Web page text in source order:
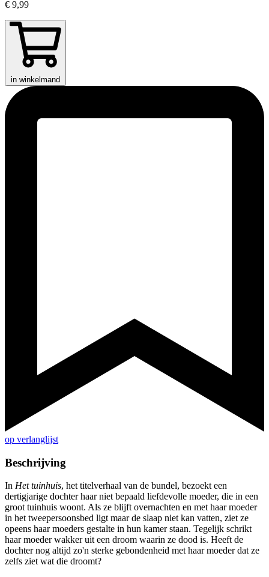
€ 9,99
in winkelmand
op verlanglijst
Beschrijving
In Het tuinhuis, het titelverhaal van de bundel, bezoekt een
dertigjarige dochter haar niet bepaald liefdevolle moeder, die in een
groot tuinhuis woont. Als ze blijft overnachten en met haar moeder
in het tweepersoonsbed ligt maar de slaap niet kan vatten, ziet ze
opeens haar moeders gestalte in hun kamer staan. Tegelijk schrikt
haar moeder wakker uit een droom waarin ze dood is. Heeft de
dochter nog altijd zo'n sterke gebondenheid met haar moeder dat ze
zelfs ziet wat die droomt?